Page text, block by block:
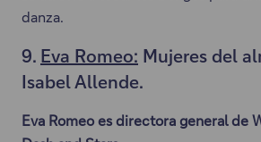
t
a
a
á
n
u
n
a
n
l
a
c
s
danza.
9. Eva Romeo: Mujeres del
Isabel Allende.
Eva Romeo es directora general de